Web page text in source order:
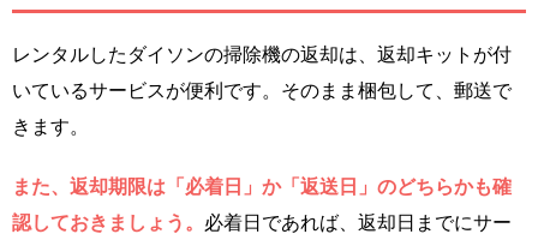
レンタルしたダイソンの掃除機の返却は、返却キットが付
いているサービスが便利です。そのまま梱包して、郵送で
きます。
また、返却期限は「必着日」か「返送日」のどちらかも確
認しておきましょう。 必着日であれば、返却日までにサー